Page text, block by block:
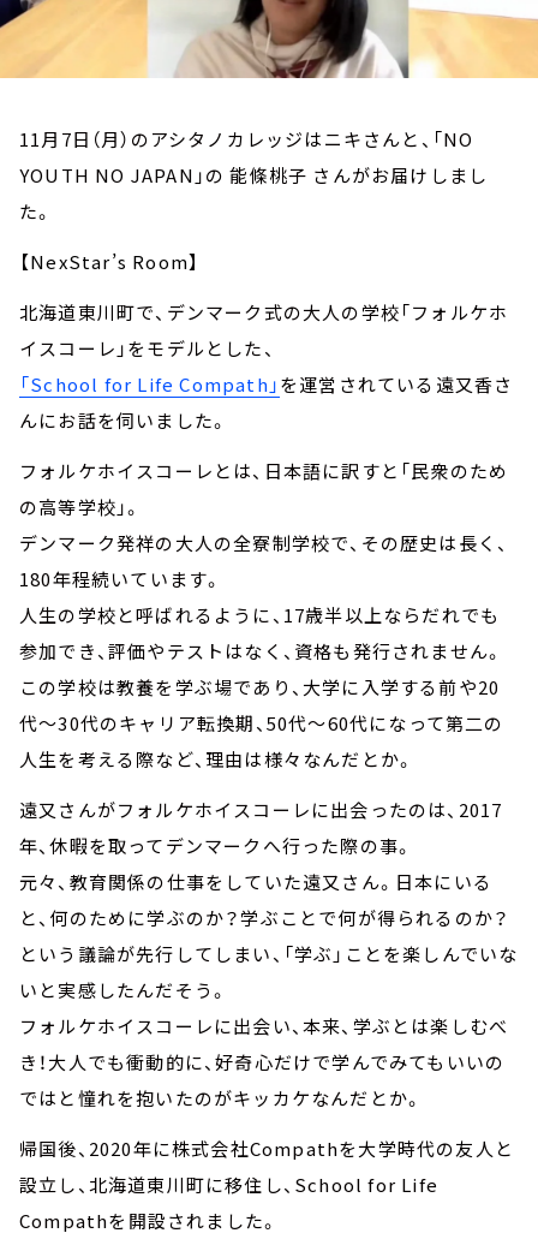
11月7日（月）のアシタノカレッジはニキさんと、「NO
YOUTH NO JAPAN」の 能條桃子 さんがお届けしまし
た。
【NexStar’s Room】
北海道東川町で、デンマーク式の大人の学校「フォルケホ
イスコーレ」をモデルとした、
「School for Life Compath」を運営されている遠又香さ
んにお話を伺いました。
フォルケホイスコーレとは、日本語に訳すと「民衆のため
の高等学校」。
デンマーク発祥の大人の全寮制学校で、その歴史は長く、
180年程続いています。
人生の学校と呼ばれるように、17歳半以上ならだれでも
参加でき、評価やテストはなく、資格も発行されません。
この学校は教養を学ぶ場であり、大学に入学する前や20
代～30代のキャリア転換期、50代～60代になって第二の
人生を考える際など、理由は様々なんだとか。
遠又さんがフォルケホイスコーレに出会ったのは、2017
年、休暇を取ってデンマークへ行った際の事。
元々、教育関係の仕事をしていた遠又さん。日本にいる
と、何のために学ぶのか？学ぶことで何が得られるのか？
という議論が先行してしまい、「学ぶ」ことを楽しんでいな
いと実感したんだそう。
フォルケホイスコーレに出会い、本来、学ぶとは楽しむべ
き！大人でも衝動的に、好奇心だけで学んでみてもいいの
ではと憧れを抱いたのがキッカケなんだとか。
帰国後、2020年に株式会社Compathを大学時代の友人と
設立し、北海道東川町に移住し、School for Life
Compathを開設されました。